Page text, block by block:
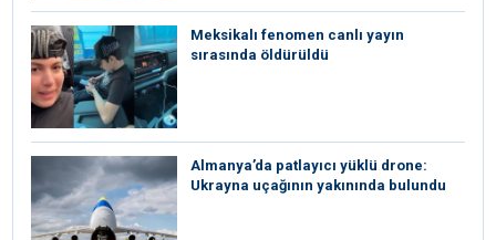
Meksikalı fenomen canlı yayın
sırasında öldürüldü
Almanya’da patlayıcı yüklü drone:
Ukrayna uçağının yakınında bulundu